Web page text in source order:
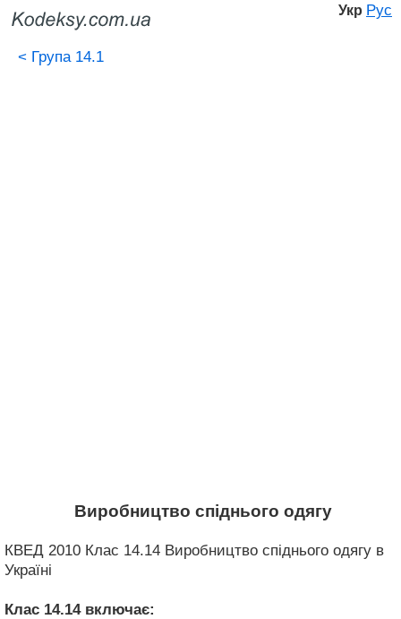
Укр Рус
< Група 14.1
Виробництво спіднього одягу
КВЕД 2010 Клас 14.14 Виробництво спіднього одягу в
Україні
Клас 14.14включає: